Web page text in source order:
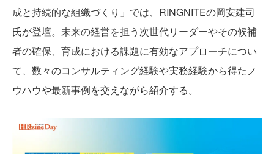
成と持続的な組織づくり」では、RINGNITEの岡安建司
氏が登壇。未来の経営を担う次世代リーダーやその候補
者の確保、育成における課題に有効なアプローチについ
て、数々のコンサルティング経験や実務経験から得たノ
ウハウや最新事例を交えながら紹介する。